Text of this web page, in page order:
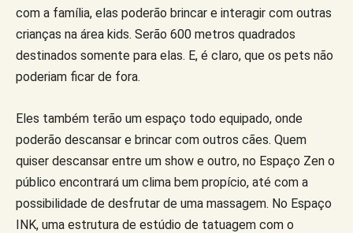
com a família, elas poderão brincar e interagir com outras
crianças na área kids. Serão 600 metros quadrados
destinados somente para elas. E, é claro, que os pets não
poderiam ficar de fora.
Eles também terão um espaço todo equipado, onde
poderão descansar e brincar com outros cães. Quem
quiser descansar entre um show e outro, no Espaço Zen o
público encontrará um clima bem propício, até com a
possibilidade de desfrutar de uma massagem. No Espaço
INK, uma estrutura de estúdio de tatuagem com o